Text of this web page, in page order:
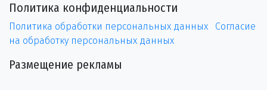
Политика конфиденциальности
Политика обработки персональных данных
Согласие
на обработку персональных данных
Размещение рекламы